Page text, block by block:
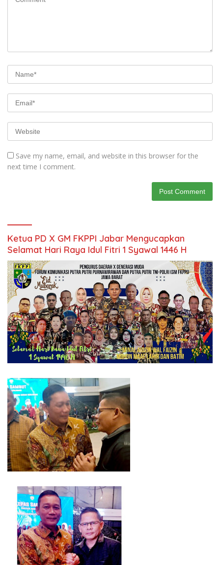
Save my name, email, and website in this browser for the
next time I comment.
Ketua PD X GM FKPPI Jabar Mengucapkan
Selamat Hari Raya Idul Fitri 1 Syawal 1446 H